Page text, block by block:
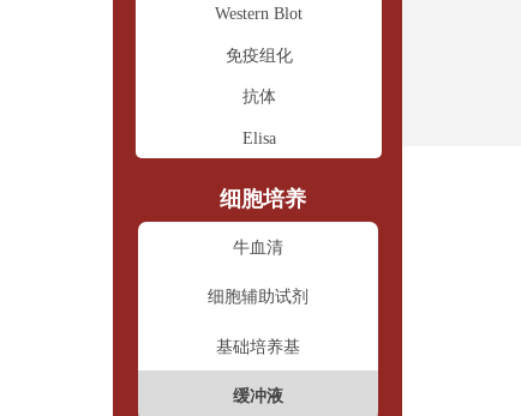
牛血清
细胞辅助试剂
基础培养基
缓冲液
细胞培养
Western Blot
免疫组化
抗体
Elisa